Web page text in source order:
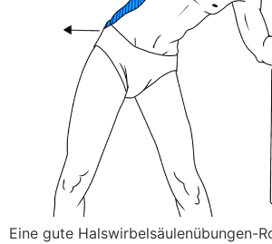
Eine gute Halswirbelsäulenübungen-